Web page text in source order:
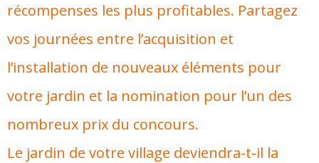
récompenses les plus profitables. Partagez
vos journées entre l’acquisition et
l’installation de nouveaux éléments pour
votre jardin et la nomination pour l’un des
nombreux prix du concours.
Le jardin de votre village deviendra-t-il la